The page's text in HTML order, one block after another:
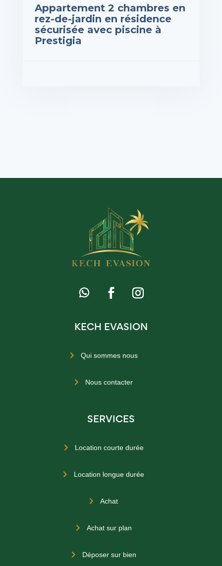
Appartement 2 chambres en
rez-de-jardin en résidence
sécurisée avec piscine à
Prestigia
KECH EVASION
 Qui sommes nous
 Nous contacter
SERVICES
 Location courte durée
 Location longue durée
 Achat
 Achat sur plan
 Déposer sur bien